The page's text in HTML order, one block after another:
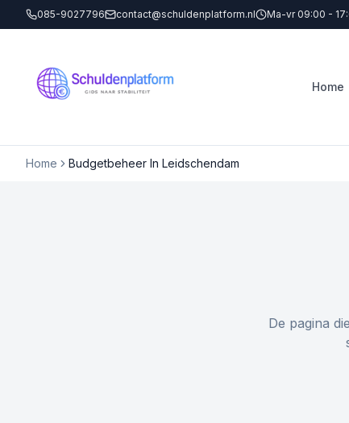
085-9027796 contact@schuldenplatform.nl Ma-vr 09:00 -
Home
Home Budgetbeheer In Leidschendam
De pagina